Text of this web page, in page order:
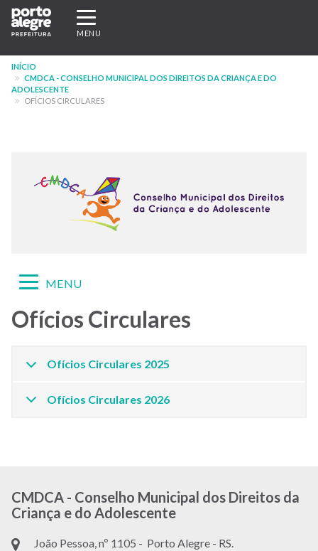
Pular
para
conteúdo
principal
Expandir/recolher
navegação
MENU
INÍCIO
CMDCA - CONSELHO MUNICIPAL DOS DIREITOS DA CRIANÇA E DO
ADOLESCENTE
OFÍCIOS CIRCULARES
Menu
Site
CMDCA
Expandir/recolher
MENU
Ofícios Circulares
Ofícios Circulares 2025
Ofícios Circulares 2026
CMDCA - Conselho Municipal dos Direitos da
Criança e do Adolescente
João Pessoa, nº 1105 - Porto Alegre - RS.